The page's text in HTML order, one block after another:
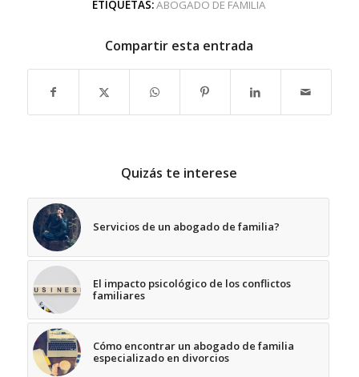
ETIQUETAS:ABOGADO DE FAMILIA
Compartir esta entrada
Quizás te interese
Servicios de un abogado de familia?
El impacto psicológico de los conflictos
familiares
Cómo encontrar un abogado de familia
especializado en divorcios